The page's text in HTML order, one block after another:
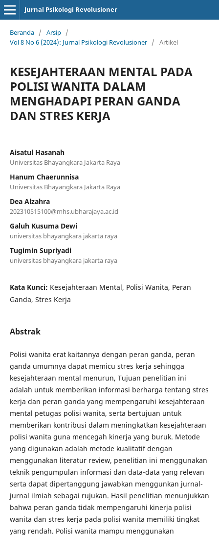
Jurnal Psikologi Revolusioner
Beranda / Arsip /
Vol 8 No 6 (2024): Jurnal Psikologi Revolusioner / Artikel
KESEJAHTERAAN MENTAL PADA
POLISI WANITA DALAM
MENGHADAPI PERAN GANDA
DAN STRES KERJA
Aisatul Hasanah
Universitas Bhayangkara Jakarta Raya
Hanum Chaerunnisa
Universitas Bhayangkara Jakarta Raya
Dea Alzahra
202310515100@mhs.ubharajaya.ac.id
Galuh Kusuma Dewi
universitas bhayangkara jakarta raya
Tugimin Supriyadi
universitas bhayangkara jakarta raya
Kata Kunci: Kesejahteraan Mental, Polisi Wanita, Peran
Ganda, Stres Kerja
Abstrak
Polisi wanita erat kaitannya dengan peran ganda, peran
ganda umumnya dapat memicu stres kerja sehingga
kesejahteraan mental menurun, Tujuan penelitian ini
adalah untuk memberikan informasi berharga tentang stres
kerja dan peran ganda yang mempengaruhi kesejahteraan
mental petugas polisi wanita, serta bertujuan untuk
memberikan kontribusi dalam meningkatkan kesejahteraan
polisi wanita guna mencegah kinerja yang buruk. Metode
yang digunakan adalah metode kualitatif dengan
menggunakan literatur review, penelitian ini menggunakan
teknik pengumpulan informasi dan data-data yang relevan
serta dapat dipertanggung jawabkan menggunkan jurnal-
jurnal ilmiah sebagai rujukan. Hasil penelitian menunjukkan
bahwa peran ganda tidak mempengaruhi kinerja polisi
wanita dan stres kerja pada polisi wanita memiliki tingkat
yang rendah. Polisi wanita mampu menggunakan